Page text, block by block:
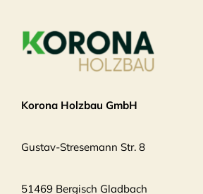
Korona Holzbau GmbH
Gustav-Stresemann Str. 8
51469 Bergisch Gladbach